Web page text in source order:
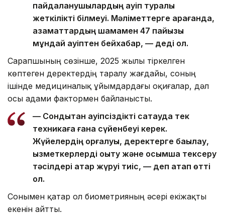
пайдаланушылардың қауіп туралы
жеткілікті білмеуі. Мәліметтерге қарағанда,
азаматтардың шамамен 47 пайызы
мұндай қауіптен бейхабар, — деді ол.
Сарапшының сөзінше, 2025 жылы тіркелген
көптеген деректердің таралу жағдайы, соның
ішінде медициналық ұйымдардағы оқиғалар, дәл
осы адами фактормен байланысты.
— Сондықтан қауіпсіздікті сақтауда тек
техникаға ғана сүйенбеуі керек.
Жүйелердің қорғалуы, деректерге бақылау,
қызметкерлерді оқыту және қосымша тексеру
тәсілдері қатар жүруі тиіс, — деп атап өтті
ол.
Сонымен қатар ол биометрияның әсері екіжақты
екенін айтты.